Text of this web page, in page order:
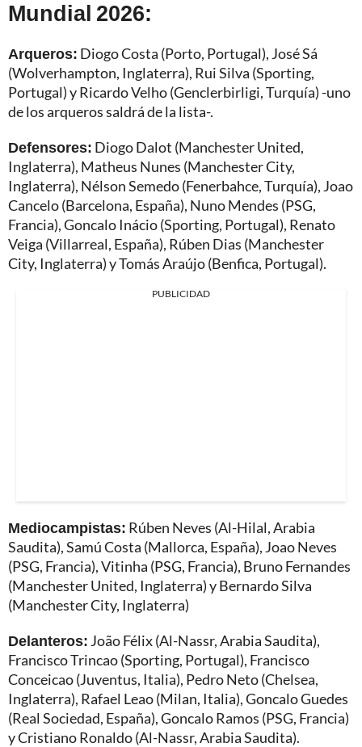
Mundial 2026:
Arqueros: Diogo Costa (Porto, Portugal), José Sá
(Wolverhampton, Inglaterra), Rui Silva (Sporting,
Portugal) y Ricardo Velho (Genclerbirligi, Turquía) -uno
de los arqueros saldrá de la lista-.
Defensores: Diogo Dalot (Manchester United,
Inglaterra), Matheus Nunes (Manchester City,
Inglaterra), Nélson Semedo (Fenerbahce, Turquía), Joao
Cancelo (Barcelona, España), Nuno Mendes (PSG,
Francia), Goncalo Inácio (Sporting, Portugal), Renato
Veiga (Villarreal, España), Rúben Dias (Manchester
City, Inglaterra) y Tomás Araújo (Benfica, Portugal).
PUBLICIDAD
Mediocampistas: Rúben Neves (Al-Hilal, Arabia
Saudita), Samú Costa (Mallorca, España), Joao Neves
(PSG, Francia), Vitinha (PSG, Francia), Bruno Fernandes
(Manchester United, Inglaterra) y Bernardo Silva
(Manchester City, Inglaterra)
Delanteros: João Félix (Al-Nassr, Arabia Saudita),
Francisco Trincao (Sporting, Portugal), Francisco
Conceicao (Juventus, Italia), Pedro Neto (Chelsea,
Inglaterra), Rafael Leao (Milan, Italia), Goncalo Guedes
(Real Sociedad, España), Goncalo Ramos (PSG, Francia)
y Cristiano Ronaldo (Al-Nassr, Arabia Saudita).